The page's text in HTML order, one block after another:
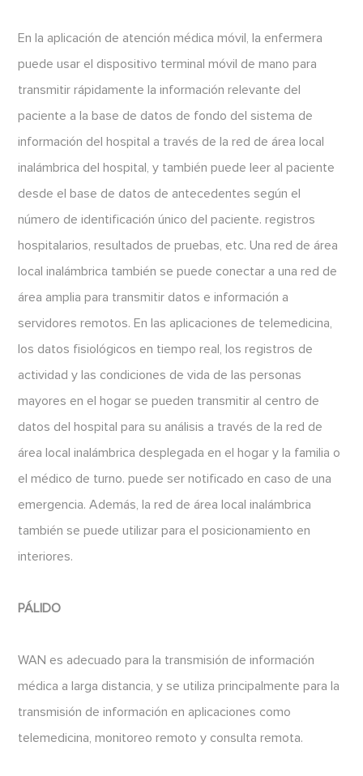
En la aplicación de atención médica móvil, la enfermera
puede usar el dispositivo terminal móvil de mano para
transmitir rápidamente la información relevante del
paciente a la base de datos de fondo del sistema de
información del hospital a través de la red de área local
inalámbrica del hospital, y también puede leer al paciente
desde el base de datos de antecedentes según el
número de identificación único del paciente. registros
hospitalarios, resultados de pruebas, etc. Una red de área
local inalámbrica también se puede conectar a una red de
área amplia para transmitir datos e información a
servidores remotos. En las aplicaciones de telemedicina,
los datos fisiológicos en tiempo real, los registros de
actividad y las condiciones de vida de las personas
mayores en el hogar se pueden transmitir al centro de
datos del hospital para su análisis a través de la red de
área local inalámbrica desplegada en el hogar y la familia o
el médico de turno. puede ser notificado en caso de una
emergencia. Además, la red de área local inalámbrica
también se puede utilizar para el posicionamiento en
interiores.
PÁLIDO
WAN es adecuado para la transmisión de información
médica a larga distancia, y se utiliza principalmente para la
transmisión de información en aplicaciones como
telemedicina, monitoreo remoto y consulta remota.